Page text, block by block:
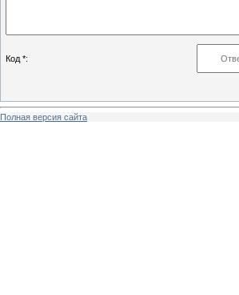
Код *:
Полная версия сайта